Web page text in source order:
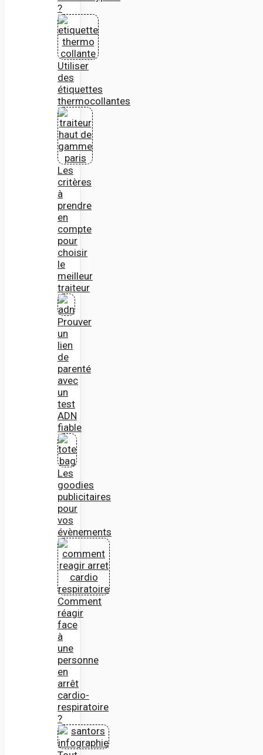
?
Utiliser
des
étiquettes
thermocollantes
Les
critères
à
prendre
en
compte
pour
choisir
le
meilleur
traiteur
Prouver
un
lien
de
parenté
avec
un
test
ADN
fiable
Les
goodies
publicitaires
pour
vos
évènements
Comment
réagir
face
à
une
personne
en
arrêt
cardio-
respiratoire
?